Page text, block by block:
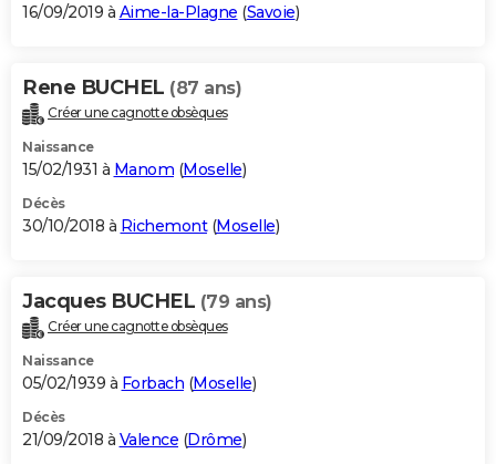
16/09/2019 à Aime-la-Plagne (Savoie)
Rene BUCHEL (87 ans)
Créer une cagnotte obsèques
Naissance
15/02/1931 à Manom (Moselle)
Décès
30/10/2018 à Richemont(Moselle)
Jacques BUCHEL (79 ans)
Créer une cagnotte obsèques
Naissance
05/02/1939 à Forbach (Moselle)
Décès
21/09/2018 à Valence (Drôme)